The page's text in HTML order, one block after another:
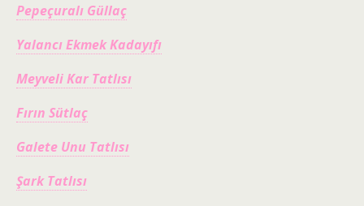
Pepeçuralı Güllaç
Yalancı Ekmek Kadayıfı
Meyveli Kar Tatlısı
Fırın Sütlaç
Galete Unu Tatlısı
Şark Tatlısı